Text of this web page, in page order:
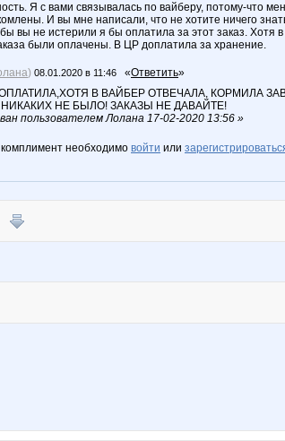
Я с вами связывалась по вайберу, потому-что
И вы мне написали, что не хотите ничего
вы не истерили я бы оплатила за этот заказ.
были оплачены. В ЦР доплатила за хранение.
) 08.01.2020 в 11:46 «Ответить»
В ВАЙБЕР ОТВЕЧАЛА, КОРМИЛА
НЕ БЫЛО! ЗАКАЗЫ НЕ ДАВАЙТЕ!
пользователем Лолана 17-02-2020 13:56 »
необходимо войти или